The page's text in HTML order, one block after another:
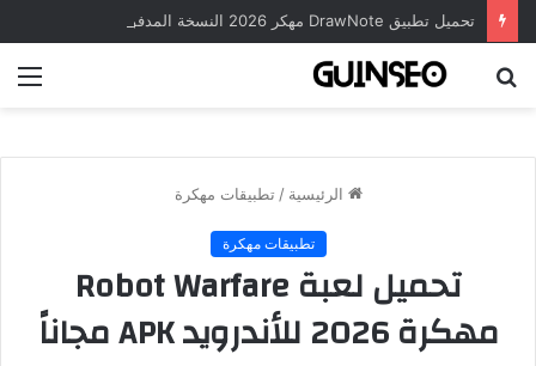
الرئيسية / تطبيقات مهكرة
تطبيقات مهكرة
تحميل لعبة Robot Warfare
مهكرة 2026 للأندرويد APK مجاناً